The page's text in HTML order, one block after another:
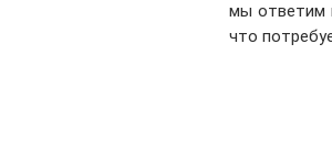
мы ответим
что